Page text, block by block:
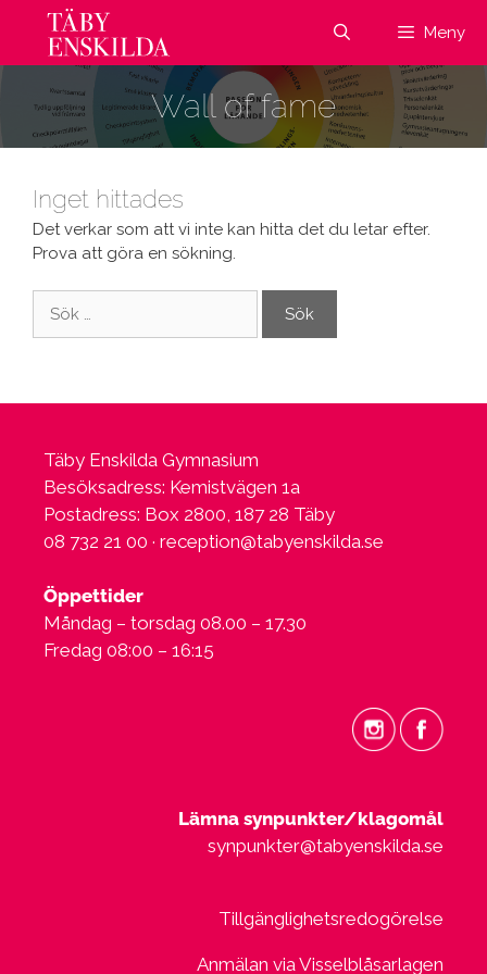
Hoppa
innehåll
Meny
Wall of fame
Inget hittades
Det verkar som att vi inte kan hitta det du letar efter.
Prova att göra en sökning.
efter:
Täby Enskilda Gymnasium
Besöksadress: Kemistvägen 1a
Postadress: Box 2800, 187 28 Täby
08 732 21 00 · reception@tabyenskilda.se
Öppettider
Måndag – torsdag 08.00 – 17.30
Fredag 08:00 – 16:15
Lämna synpunkter/klagomål
synpunkter@tabyenskilda.se
Tillgänglighetsredogörelse
Anmälan via Visselblåsarlagen